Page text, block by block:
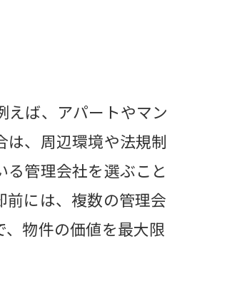
えば、アパートやマン
は、周辺環境や法規制
管理会社を選ぶこと
には、複数の管理会
物件の価値を最大限